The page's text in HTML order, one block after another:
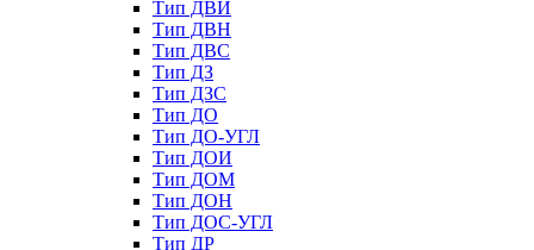
Тип ДВИ
Тип ДВН
Тип ДВС
Тип ДЗ
Тип ДЗС
Тип ДО
Тип ДО-УГЛ
Тип ДОИ
Тип ДОМ
Тип ДОН
Тип ДОС-УГЛ
Тип ДР